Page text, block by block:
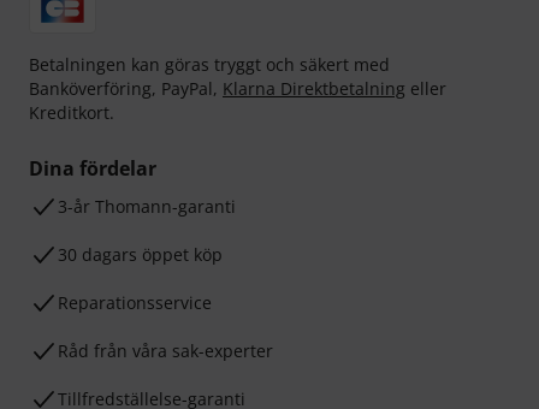
Betalningen kan göras tryggt och säkert med
Banköverföring, PayPal, Klarna Direktbetalning eller
Kreditkort.
Dina fördelar
3-år Thomann-garanti
30 dagars öppet köp
Reparationsservice
Råd från våra sak-experter
Tillfredställelse-garanti